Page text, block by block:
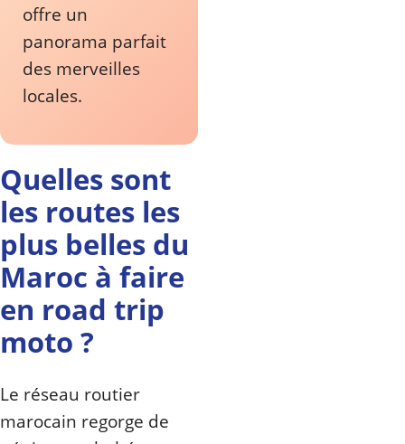
offre un
panorama parfait
des merveilles
locales.
Quelles sont
les routes les
plus belles du
Maroc à faire
en road trip
moto ?
Le réseau routier
marocain regorge de